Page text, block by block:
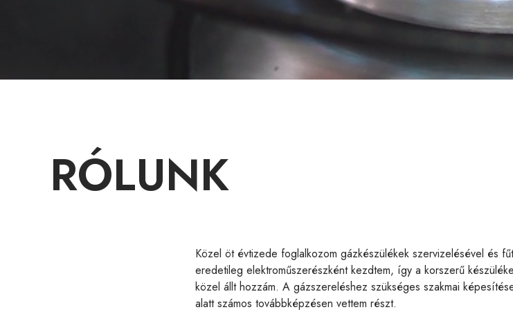
RÓLUNK
Közel öt évtizede foglalkozom gázkészülékek szervizelésével és
eredetileg elektroműszerészként kezdtem, így a korszerű
közel állt hozzám. A gázszereléshez szükséges szakmai
alatt számos továbbképzésen vettem részt.